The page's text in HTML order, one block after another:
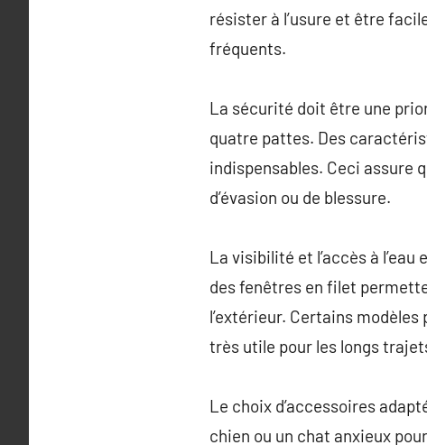
résister à l’usure et être
fréquents.
La sécurité doit être une
quatre pattes. Des
indispensables. Ceci assure
d’évasion ou de blessure.
La visibilité et l’accès à
des fenêtres en filet
l’extérieur. Certains
très utile pour les longs
Le choix d’accessoires
chien ou un chat anxieux